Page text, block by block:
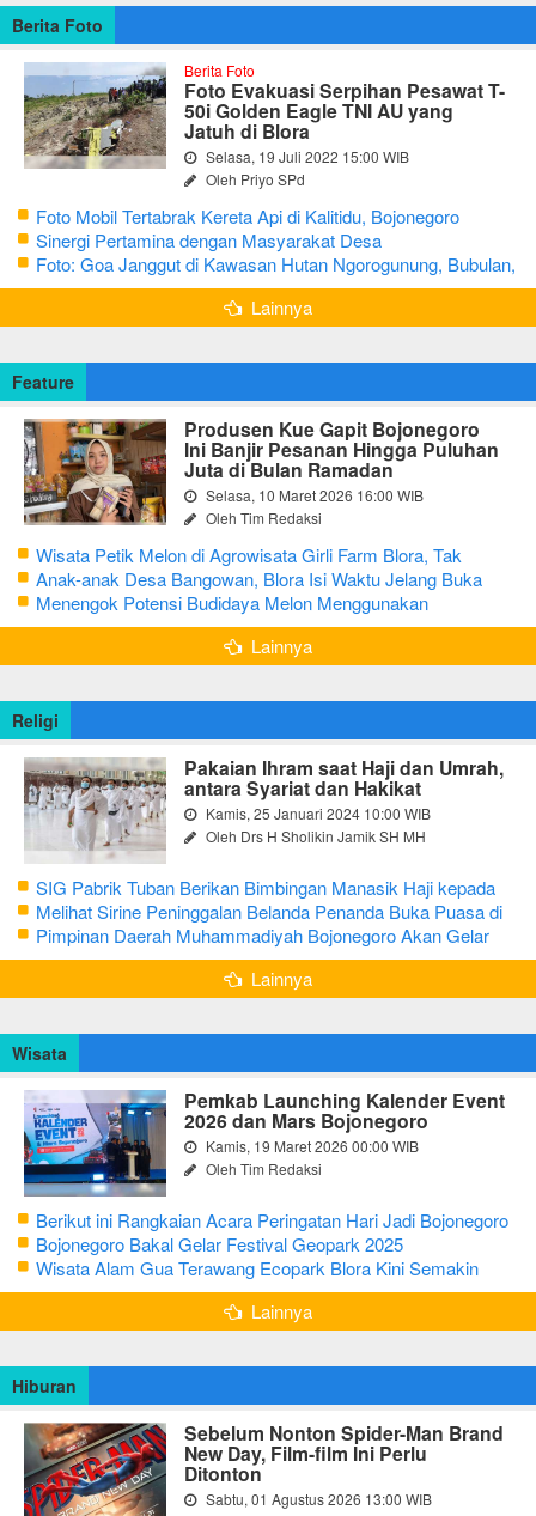
Berita Foto
Berita Foto
Foto Evakuasi Serpihan Pesawat T-
50i Golden Eagle TNI AU yang
Jatuh di Blora
Selasa, 19 Juli 2022 15:00 WIB
Oleh Priyo SPd
Foto Mobil Tertabrak Kereta Api di Kalitidu, Bojonegoro
Sinergi Pertamina dengan Masyarakat Desa
Foto: Goa Janggut di Kawasan Hutan Ngorogunung, Bubulan,
Bojonegoro
Lainnya
Feature
Produsen Kue Gapit Bojonegoro
Ini Banjir Pesanan Hingga Puluhan
Juta di Bulan Ramadan
Selasa, 10 Maret 2026 16:00 WIB
Oleh Tim Redaksi
Wisata Petik Melon di Agrowisata Girli Farm Blora, Tak
Sampai 5 Hari Sudah Ludes Terjual
Anak-anak Desa Bangowan, Blora Isi Waktu Jelang Buka
Puasa dengan Latihan Gamelan
Menengok Potensi Budidaya Melon Menggunakan
Greenhouse di Bojonegoro
Lainnya
Religi
Pakaian Ihram saat Haji dan Umrah,
antara Syariat dan Hakikat
Kamis, 25 Januari 2024 10:00 WIB
Oleh Drs H Sholikin Jamik SH MH
SIG Pabrik Tuban Berikan Bimbingan Manasik Haji kepada
CJH Kabupaten Tuban
Melihat Sirine Peninggalan Belanda Penanda Buka Puasa di
Pendopo Bupati Blora
Pimpinan Daerah Muhammadiyah Bojonegoro Akan Gelar
Salat Iduladha 9 Juli 2022
Lainnya
Wisata
Pemkab Launching Kalender Event
2026 dan Mars Bojonegoro
Kamis, 19 Maret 2026 00:00 WIB
Oleh Tim Redaksi
Berikut ini Rangkaian Acara Peringatan Hari Jadi Bojonegoro
Ke-348 Tahun 2025
Bojonegoro Bakal Gelar Festival Geopark 2025
Wisata Alam Gua Terawang Ecopark Blora Kini Semakin
Menarik
Lainnya
Hiburan
Sebelum Nonton Spider-Man Brand
New Day, Film-film Ini Perlu
Ditonton
Sabtu, 01 Agustus 2026 13:00 WIB